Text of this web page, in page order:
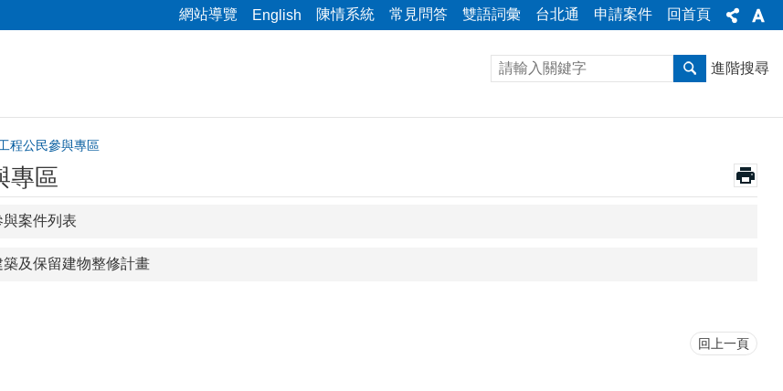
網站導覽 English 陳情系統 常見問答 雙語詞彙 台北通 申請案件 回首頁
進階搜尋
程公民參與專區
專區
案件列表
及保留建物整修計畫
回上一頁